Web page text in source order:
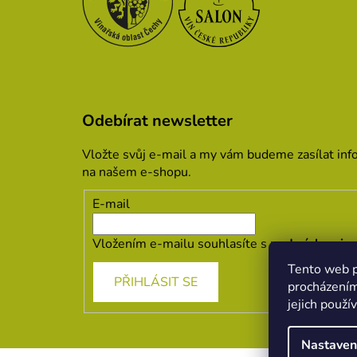
Tento web
jejich
Odebírat newsletter
Vložte svůj e-mail a my vám budeme zasílat
na našem e-shopu.
E-mail
Vložením e-mailu souhlasíte spodmínkami
PŘIHLÁSIT SE